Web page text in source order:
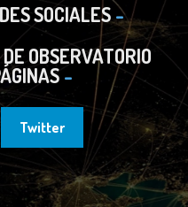
SOCIALES
OBSERVATORIO
Twitter